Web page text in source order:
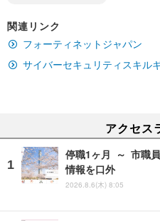
関連リンク
フォーティネットジャパン
サイバーセキュリティスキル
アクセス
停職1ヶ月 ～ 市職
情報を口外
2026.8.6(木) 8:05